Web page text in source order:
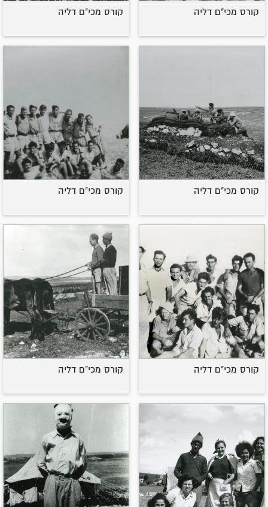
קורס מכי"ם דליה קורס מכי"ם דליה
קורס מכי"ם דליה קורס מכי"ם דליה
קורס מכי"ם דליה קורס מכי"ם דליה